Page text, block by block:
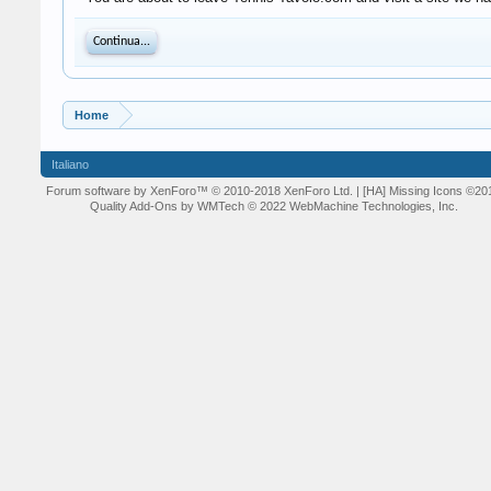
Continua...
Home
Italiano
Forum software by XenForo™ © 2010-2018 XenForo Ltd. | [HA] Missing Icons
Quality Add-Ons by WMTech © 2022 WebMachine Technologies, Inc.